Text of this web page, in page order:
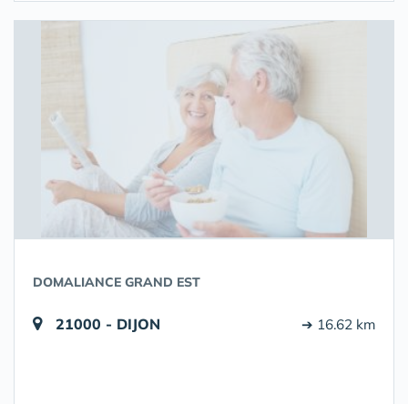
DOMALIANCE GRAND EST
21000 - DIJON ➔ 16.62 km